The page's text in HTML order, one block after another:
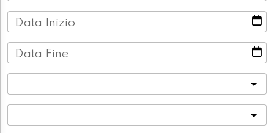
Data Inizio
Data Fine